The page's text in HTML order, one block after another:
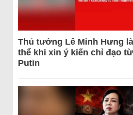
Thủ tướng Lê Minh Hưng
thể khi xin ý kiến chỉ đạo
Putin